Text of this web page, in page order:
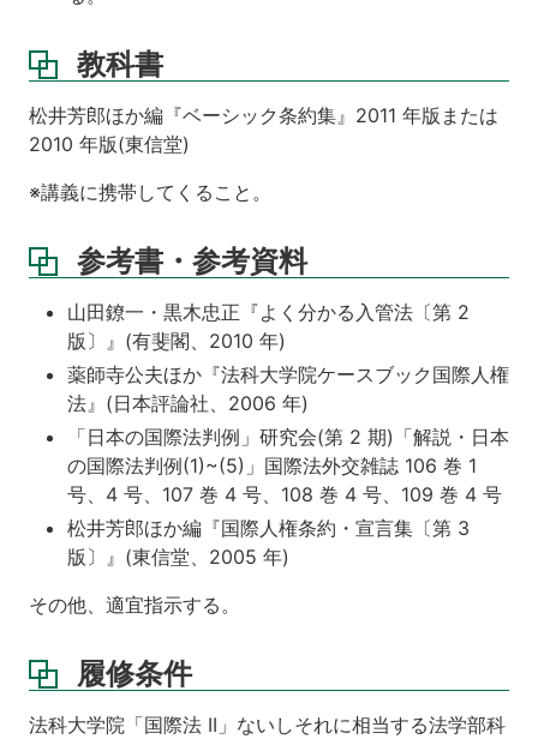
教科書
松井芳郎ほか編『ベーシック条約集』2011 年版または
2010 年版(東信堂)
※講義に携帯してくること。
参考書・参考資料
山田鐐一・黒木忠正『よく分かる入管法〔第 2
版〕』(有斐閣、2010 年)
薬師寺公夫ほか『法科大学院ケースブック国際人権
法』(日本評論社、2006 年)
「日本の国際法判例」研究会(第 2 期)「解説・日本
の国際法判例(1)~(5)」国際法外交雑誌 106 巻 1
号、4 号、107 巻 4 号、108 巻 4 号、109 巻 4 号
松井芳郎ほか編『国際人権条約・宣言集〔第 3
版〕』(東信堂、2005 年)
その他、適宜指示する。
履修条件
法科大学院「国際法 II」ないしそれに相当する法学部科